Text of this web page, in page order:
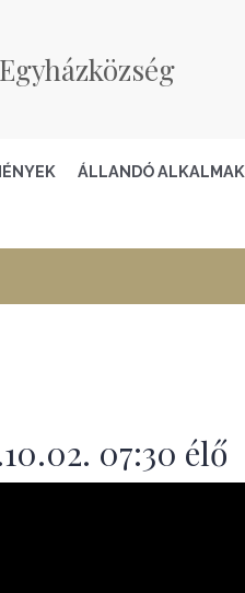
ÁLLANDÓ ALKALMAK
07:30 élő